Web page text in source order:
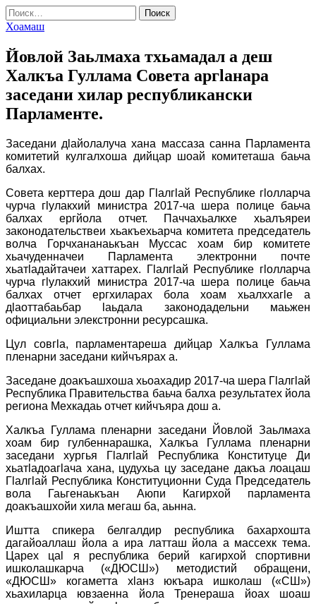
Найти:
Хоамаш
Йовлой Заьлмаха тхьамадал а деш
Халкъа Гуллама Совета аргӏанара
заседани хилар республикански
Парламенте.
Заседани дӏайолалуча хана массаза санна Парламента
комитетий кулгалхоша дийцар шоай комитеташа баьча
балхах.
Совета керттера дош дар Гӏалгӏай Республике гӏолларча
чурча гӏулакхий министра 2017-ча шера полице баьча
балхах ергйола отчет. Паччахьалкхе хьалъяреи
законодательствеи хьакъехьарча комитета председатель
волча Горчхананаькъан Муссас хоам бир комитете
хьачуденначеи Парламента электронни почте
хьатӏадайтачеи хаттарех. Гӏалгӏай Республике гӏолларча
чурча гӏулакхий министра 2017-ча шера полице баьча
балхах отчет ергхиларах бола хоам хьалххагӏе а
дӏаоттабаьбар ӏаьдала законодадельни маьжен
официальни элекстронни ресурсашка.
Цул совгӏа, парламентареша дийцар Халкъа Гуллама
пленарни заседани кийчъярах а.
Заседане доакъашхоша хьоахадир 2017-ча шера Гӏалгӏай
Республика Правительства баьча балха результатех йола
региона Мехкадаь отчет кийчъяра дош а.
Халкъа Гуллама пленарни заседани Йовлой Заьлмаха
хоам бир гулбеннарашка, Халкъа Гуллама пленарни
заседани хургья Гӏалгӏай Республика Конституце Ди
хьатӏадоагӏача хана, цудухьа цу заседане дакъа лоацаш
Гӏалгӏай Республика Конституционни Суда Председатель
вола Гаьгенаькъан Аюпи Кагирхой парламента
доакъашхойи хила мегаш ба, аьнна.
Иштта спикера белгалдир республика бахархошта
дагайоаллаш йола а ира латташ йола а массехк тема.
Царех цаӏ я республика берий кагирхой спортивни
ишколашкарча («ДЮСШ») методистий обращени,
«ДЮСШ» когаметта хӏанз юкъара ишколаш («СШ»)
хьахиларца ювзаенна йола Тренераша йоах шоаш